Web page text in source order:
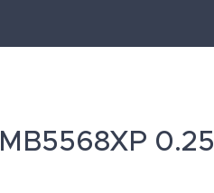
MB5568XP 0.25